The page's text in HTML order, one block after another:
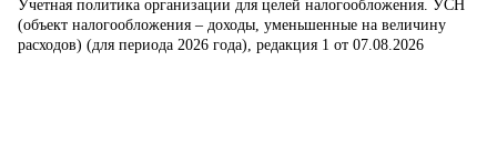
Учетная политика организации для целей налогообложения. УСН
(объект налогообложения – доходы, уменьшенные на величину
расходов) (для периода 2026 года), редакция 1 от 07.08.2026